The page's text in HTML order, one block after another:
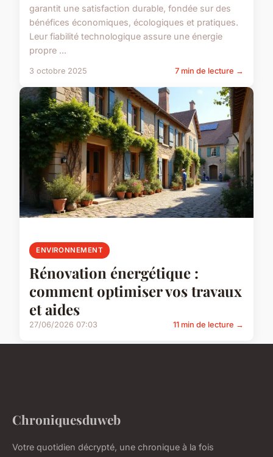
garantit une satisfaction durable, fondée sur des
bénéfices économiques, écologiques et pratiques.
Leur fiabilité technologique assure une énergie
propre ...
3 octobre 2025 7 min de lecture →
ENVIRONNEMENT
Rénovation énergétique :
comment optimiser vos travaux
et aides
27/06/2026 07:03 11 min de lecture →
Chroniquesduweb
Votre quotidien décrypté, une chronique à la fois